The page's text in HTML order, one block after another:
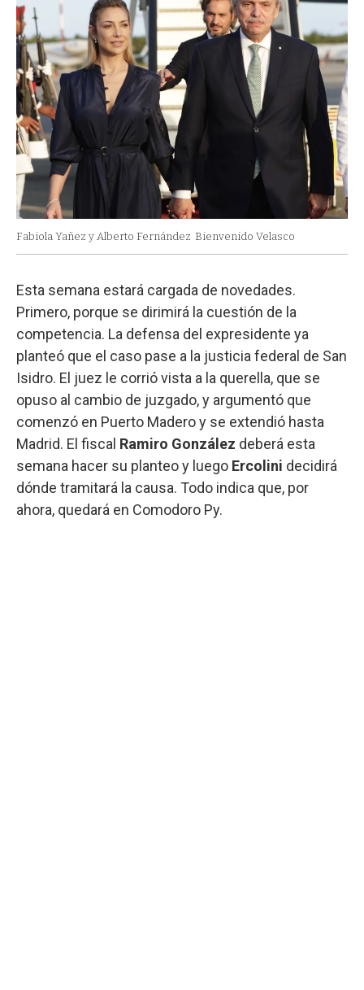
Fabiola Yañez y Alberto Fernández Bienvenido Velasco
Esta semana estará cargada de novedades.
Primero, porque se dirimirá la cuestión de la
competencia. La defensa del expresidente ya
planteó que el caso pase a la justicia federal de San
Isidro. El juez le corrió vista a la querella, que se
opuso al cambio de juzgado, y argumentó que
comenzó en Puerto Madero y se extendió hasta
Madrid. El fiscal Ramiro González deberá esta
semana hacer su planteo y luego Ercolini decidirá
dónde tramitará la causa. Todo indica que, por
ahora, quedará en Comodoro Py.